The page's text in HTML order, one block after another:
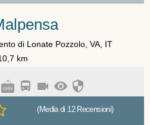
di Lonate Pozzolo, VA, IT
km
(Media di 12 Recensioni)